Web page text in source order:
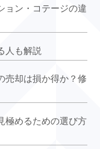
ョン・コテージの違
人も解説
売却は損か得か？修
極めるための選び方